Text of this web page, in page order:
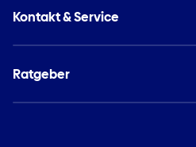
Kontakt & Service
Ratgeber